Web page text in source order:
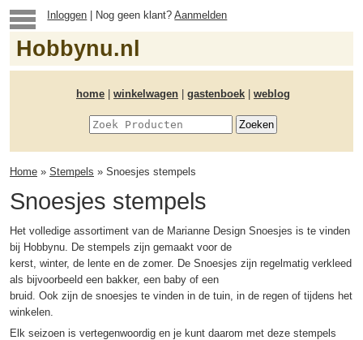
Inloggen | Nog geen klant?Aanmelden
Hobbynu.nl
home winkelwagen gastenboek weblog
Home » Stempels » Snoesjes stempels
Snoesjes stempels
Het volledige assortiment van de Marianne Design Snoesjes is te vinden
bij Hobbynu. De stempels zijn gemaakt voor de
kerst, winter, de lente en de zomer. De Snoesjes zijn regelmatig verkleed
als bijvoorbeeld een bakker, een baby of een
bruid. Ook zijn de snoesjes te vinden in de tuin, in de regen of tijdens het
winkelen.
Elk seizoen is vertegenwoordig en je kunt daarom met deze stempels